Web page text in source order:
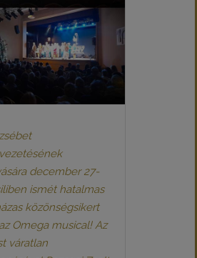
december 27-
ismét hatalmas
közönségsikert
Omega musical! Az
váratlan